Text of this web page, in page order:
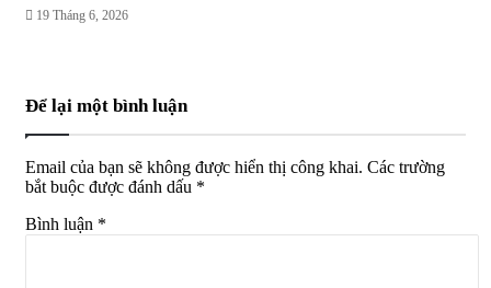
19 Tháng 6, 2026
Để lại một bình luận
Email của bạn sẽ không được hiển thị công khai. Các trường
bắt buộc được đánh dấu *
Bình luận *